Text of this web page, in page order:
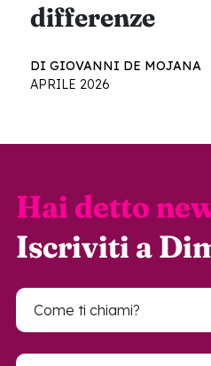
differenze
DI GIOVANNI DE MOJANA
APRILE 2026
Hai detto
Iscriviti a